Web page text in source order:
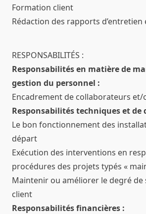
Formation client
Rédaction des rapports
RESPONSABILITÉS :
Responsabilités en matière de
gestion du personnel :
Encadrement de collaborateurs
Responsabilités techniques et de
Le bon fonctionnement des
départ
Exécution des interventions en
procédures des projets typés «
Maintenir ou améliorer le degré de
client
Responsabilités financières :